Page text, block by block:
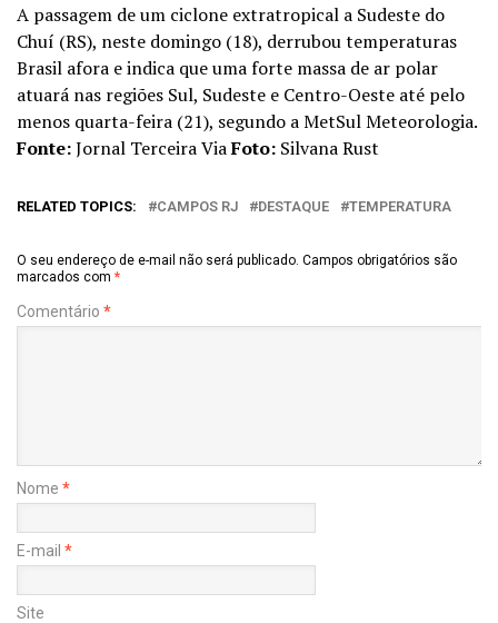
A passagem de um ciclone extratropical a Sudeste do
Chuí (RS), neste domingo (18), derrubou temperaturas
Brasil afora e indica que uma forte massa de ar polar
atuará nas regiões Sul, Sudeste e Centro-Oeste até pelo
menos quarta-feira (21), segundo a MetSul Meteorologia.
Fonte:Jornal Terceira ViaFoto: Silvana Rust
RELATED TOPICS: CAMPOS RJ DESTAQUE TEMPERATURA
O seu endereço de e-mail não será publicado. Campos obrigatórios são
marcados com *
Comentário *
Nome *
E-mail *
Site